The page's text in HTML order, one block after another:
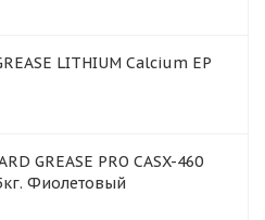
LITHIUM Calcium EP
GREASE PRO CASX-460
Фиолетовый